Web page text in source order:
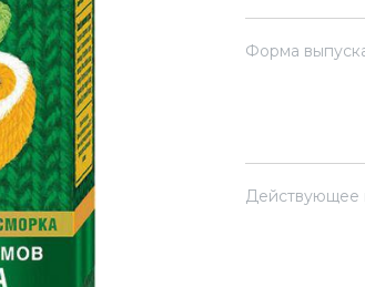
Форма
Действующее